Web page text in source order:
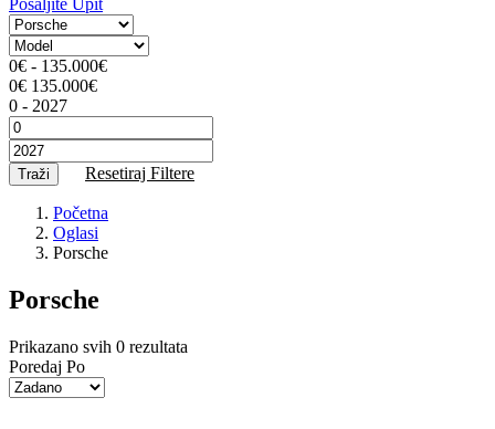
Pošaljite Upit
0€ - 135.000€
0€ 135.000€
0 - 2027
Traži Resetiraj Filtere
Početna
Oglasi
Porsche
Porsche
Prikazano svih 0 rezultata
Poredaj Po